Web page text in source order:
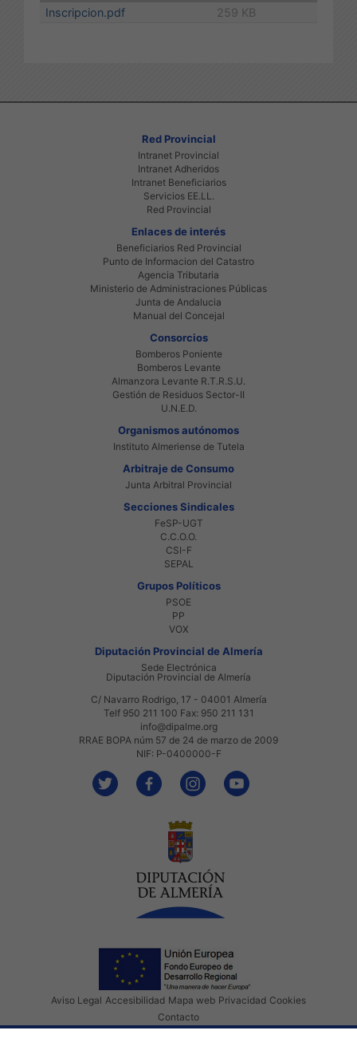
Inscripcion.pdf
259 KB
Red Provincial
Intranet Provincial
Intranet Adheridos
Intranet Beneficiarios
Servicios EE.LL.
Red Provincial
Enlaces de interés
Beneficiarios Red Provincial
Punto de Informacion del Catastro
Agencia Tributaria
Ministerio de Administraciones Públicas
Junta de Andalucia
Manual del Concejal
Consorcios
Bomberos Poniente
Bomberos Levante
Almanzora Levante R.T.R.S.U.
Gestión de Residuos Sector-II
U.N.E.D.
Organismos autónomos
Instituto Almeriense de Tutela
Arbitraje de Consumo
Junta Arbitral Provincial
Secciones Sindicales
FeSP-UGT
C.C.O.O.
CSI-F
SEPAL
Grupos Políticos
PSOE
PP
VOX
Diputación Provincial de Almería
Sede Electrónica
Diputación Provincial de Almería
C/ Navarro Rodrigo, 17 - 04001 Almería
Telf 950 211 100 Fax: 950 211 131
info@dipalme.org
RRAE BOPA núm 57 de 24 de marzo de 2009
NIF: P-0400000-F
Aviso Legal Accesibilidad Mapa web Privacidad Cookies
Contacto